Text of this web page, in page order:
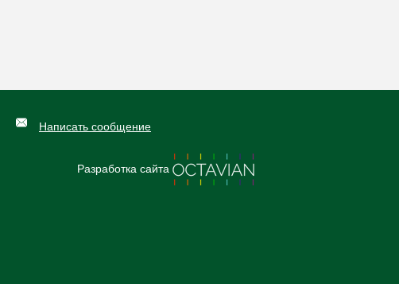
Написать сообщение
Разработка сайта